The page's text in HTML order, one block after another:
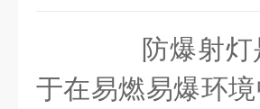
防爆射灯
于在易燃易爆环